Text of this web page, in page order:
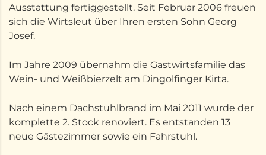
Ausstattung fertiggestellt. Seit Februar 2006 freuen
sich die Wirtsleut über Ihren ersten Sohn Georg
Josef.
Im Jahre 2009 übernahm die Gastwirtsfamilie das
Wein- und Weißbierzelt am Dingolfinger Kirta.
Nach einem Dachstuhlbrand im Mai 2011 wurde der
komplette 2. Stock renoviert. Es entstanden 13
neue Gästezimmer sowie ein Fahrstuhl.